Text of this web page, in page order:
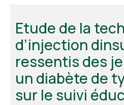
Etude de la
d’injection
ressentis des
un diabète de
sur le suivi